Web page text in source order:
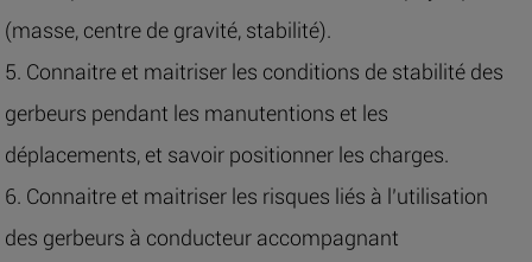
(masse, centre de gravité, stabilité).
5. Connaitre et maitriser les conditions de stabilité des
gerbeurs pendant les manutentions et les
déplacements, et savoir positionner les charges.
6. Connaitre et maitriser les risques liés à l’utilisation
des gerbeurs à conducteur accompagnant